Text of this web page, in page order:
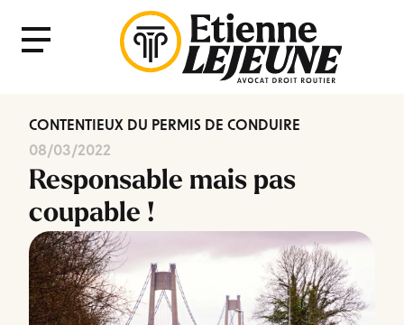
Menu
CONTENTIEUX DU PERMIS DE CONDUIRE
08/03/2022
Responsable mais pas
coupable !
Fermer